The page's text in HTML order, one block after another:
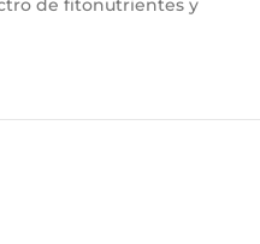
de fitonutrientes y